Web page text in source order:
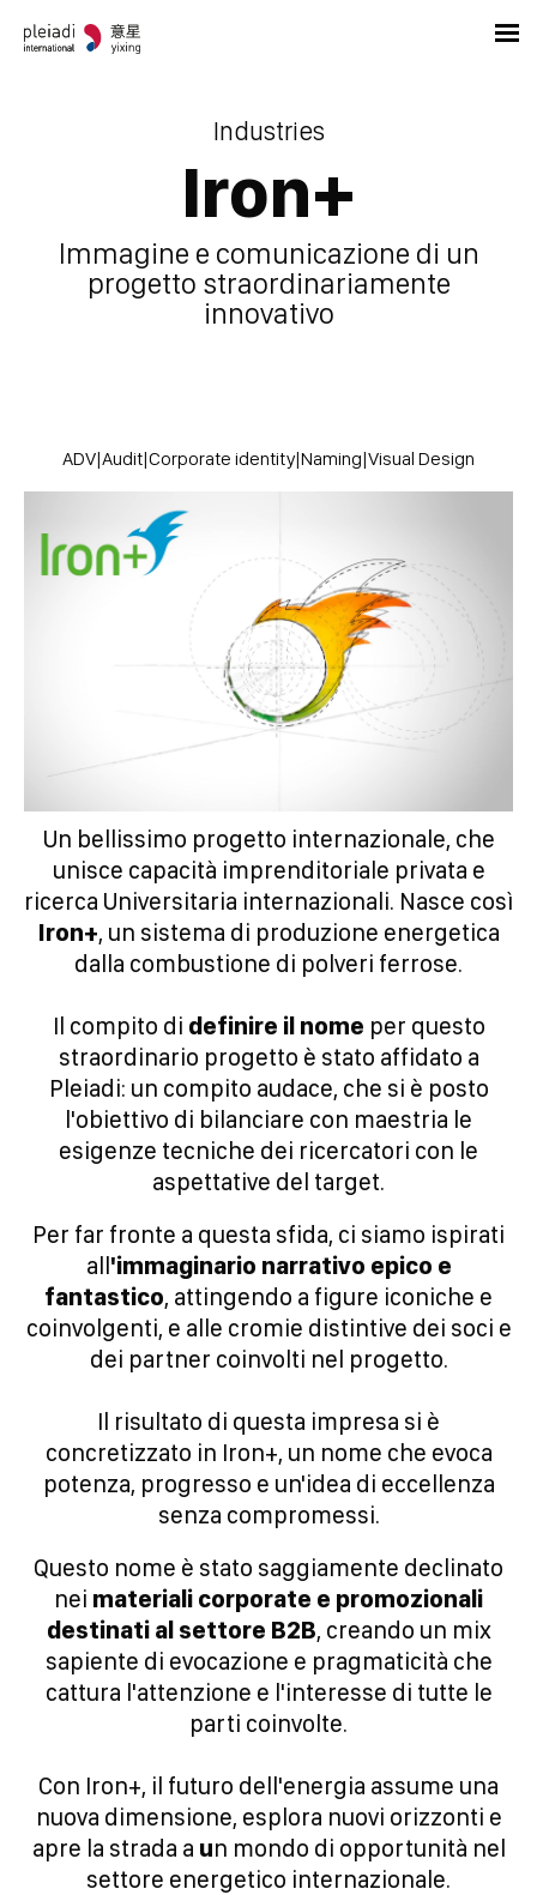
Industries
Iron+
Immagine e comunicazione di un
progetto straordinariamente
innovativo
ADV|Audit|Corporate identity|Naming|Visual Design
Un bellissimo progetto internazionale, che
unisce capacità imprenditoriale privata e
ricerca Universitaria internazionali. Nasce così
Iron+, un sistema di produzione energetica
dalla combustione di polveri ferrose.
Il compito di definire il nome per questo
straordinario progetto è stato affidato a
Pleiadi: un compito audace, che si è posto
l'obiettivo di bilanciare con maestria le
esigenze tecniche dei ricercatori con le
aspettative del target.
Per far fronte a questa sfida, ci siamo ispirati
all'immaginario narrativo epico e
fantastico, attingendo a figure iconiche e
coinvolgenti, e alle cromie distintive dei soci e
dei partner coinvolti nel progetto.
Il risultato di questa impresa si è
concretizzato in Iron+, un nome che evoca
potenza, progresso e un'idea di eccellenza
senza compromessi.
Questo nome è stato saggiamente declinato
nei materiali corporate e promozionali
destinati al settore B2B, creando un mix
sapiente di evocazione e pragmaticità che
cattura l'attenzione e l'interesse di tutte le
parti coinvolte.
Con Iron+, il futuro dell'energia assume una
nuova dimensione, esplora nuovi orizzonti e
apre la strada a un mondo di opportunità nel
settore energetico internazionale.